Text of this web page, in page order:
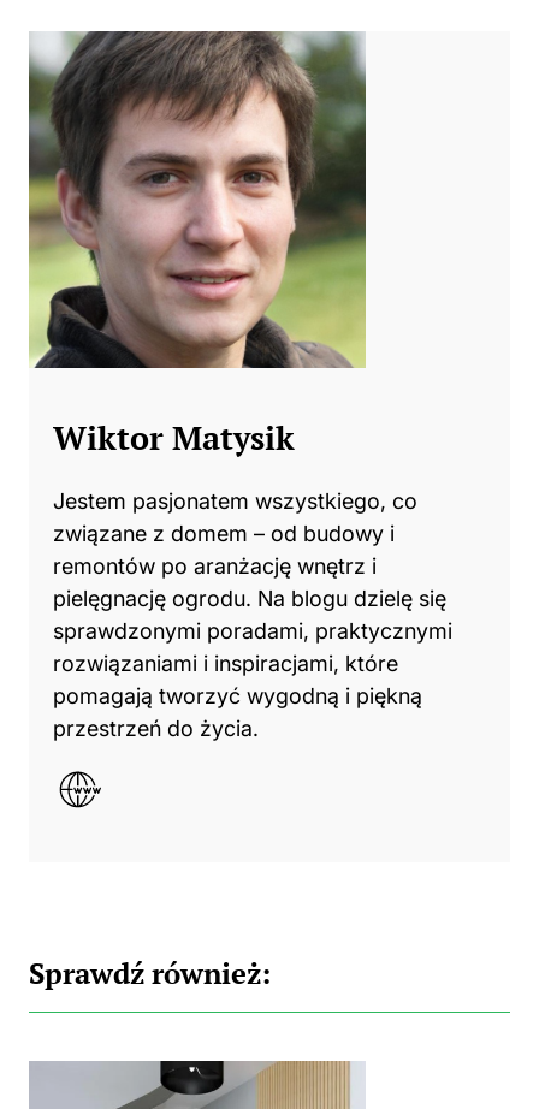
Wiktor Matysik
Jestem pasjonatem wszystkiego, co
związane z domem – od budowy i
remontów po aranżację wnętrz i
pielęgnację ogrodu. Na blogu dzielę się
sprawdzonymi poradami, praktycznymi
rozwiązaniami i inspiracjami, które
pomagają tworzyć wygodną i piękną
przestrzeń do życia.
Sprawdź również: